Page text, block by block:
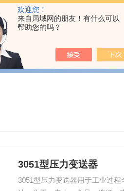
欢迎您！
来自局域网的朋友！有什么可以
帮助您的吗？
3051型压力变送器
3051型压力变送器用于工业过